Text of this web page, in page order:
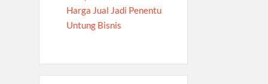
Harga Jual Jadi Penentu
Untung Bisnis